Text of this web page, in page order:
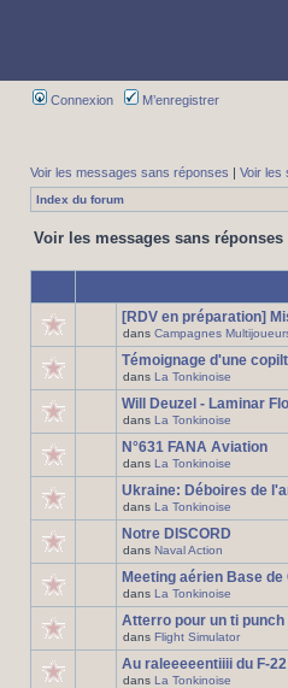
Connexion M’enregistrer
Voir les messages sans réponses | Voir les
Index du forum
Voir les messages sans réponses
[RDV en préparation]
dans Campagnes
Témoignage d'une
dans La Tonkinoise
Will Deuzel - Laminar
dans La Tonkinoise
N°631 FANA Aviation
dans La Tonkinoise
Ukraine: Déboires de
dans La Tonkinoise
Notre DISCORD
dans Naval Action
Meeting aérien Base
dans La Tonkinoise
Atterro pour un ti punch
dans Flight Simulator
Au raleeeeentiiii du F-22
dans La Tonkinoise